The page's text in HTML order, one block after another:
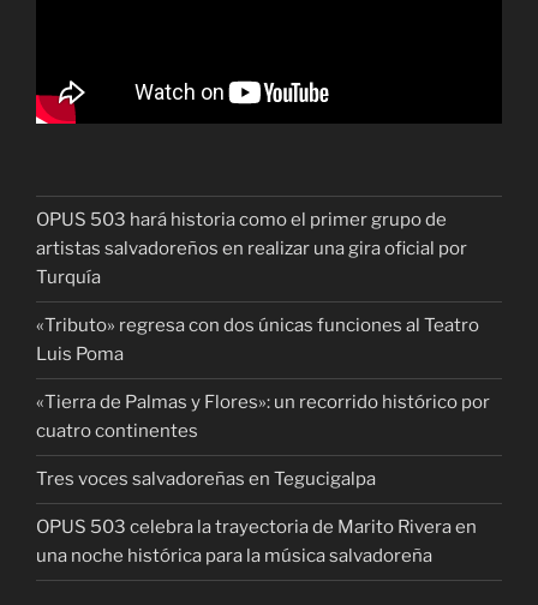
OPUS 503 hará historia como el primer grupo de
artistas salvadoreños en realizar una gira oficial por
Turquía
«Tributo» regresa con dos únicas funciones al Teatro
Luis Poma
«Tierra de Palmas y Flores»: un recorrido histórico por
cuatro continentes
Tres voces salvadoreñas en Tegucigalpa
OPUS 503 celebra la trayectoria de Marito Rivera en
una noche histórica para la música salvadoreña